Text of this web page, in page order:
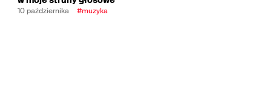
10 października #muzyka